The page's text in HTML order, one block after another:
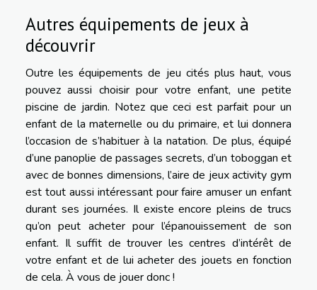
Autres équipements de jeux à
découvrir
Outre les équipements de jeu cités plus haut, vous
pouvez aussi choisir pour votre enfant, une petite
piscine de jardin. Notez que ceci est parfait pour un
enfant de la maternelle ou du primaire, et lui donnera
l’occasion de s’habituer à la natation. De plus, équipé
d’une panoplie de passages secrets, d’un toboggan et
avec de bonnes dimensions, l’aire de jeux activity gym
est tout aussi intéressant pour faire amuser un enfant
durant ses journées. Il existe encore pleins de trucs
qu’on peut acheter pour l’épanouissement de son
enfant. Il suffit de trouver les centres d’intérêt de
votre enfant et de lui acheter des jouets en fonction
de cela. À vous de jouer donc !